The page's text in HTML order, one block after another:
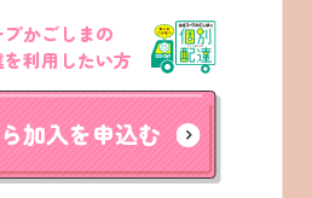
かごしまの
利用したい方
加入を申込む